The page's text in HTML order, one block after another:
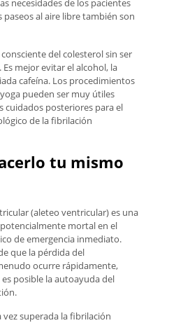
necesidades de los pacientes
paseos al aire libre también son
del colesterol sin ser
mejor evitar el alcohol, la
cafeína. Los procedimientos
pueden ser muy útiles
cuidados posteriores para el
de la fibrilación
tu mismo
(aleteo ventricular) es una
mortal en el
de emergencia inmediato.
que la pérdida del
ocurre rápidamente,
posible la autoayuda del
vez superada la fibrilación